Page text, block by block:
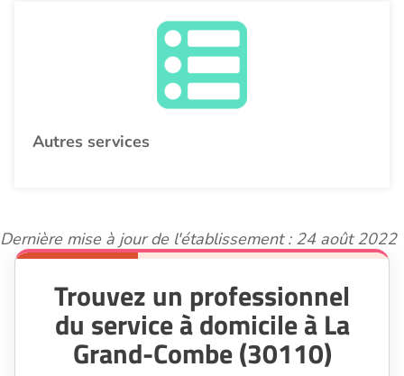
Autres services
Dernière mise à jour de l'établissement : 24 août 2022
Trouvez un professionnel
du service à domicile à La
Grand-Combe (30110)